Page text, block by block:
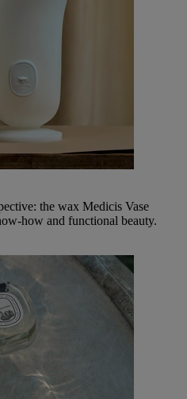
the wax Medicis Vase
how and functional beauty.